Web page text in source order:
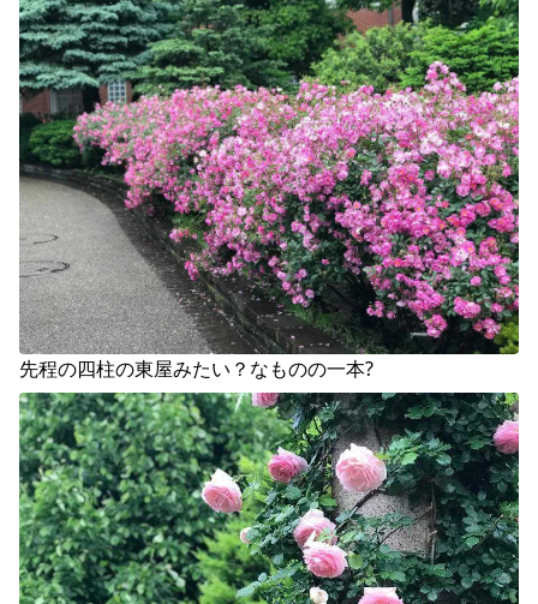
先程の四柱の東屋みたい？なものの一本?